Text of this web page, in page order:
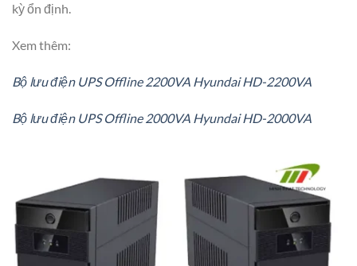
kỳ ổn định.
Xem thêm:
Bộ lưu điện UPS Offline 2200VA Hyundai HD-2200VA
Bộ lưu điện UPS Offline 2000VA Hyundai HD-2000VA